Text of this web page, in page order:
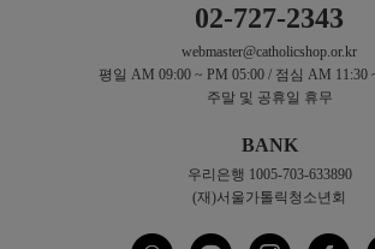
02-727-2343
webmaster@catholicshop.or.kr
평일 AM 09:00 ~ PM 05:00 / 점심 AM 11:30
주말 및 공휴일 휴무
BANK
우리은행 1005-703-633890
(재)서울가톨릭청소년회